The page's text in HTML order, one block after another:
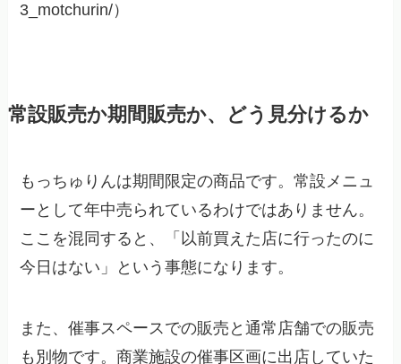
3_motchurin/）
常設販売か期間販売か、どう見分けるか
もっちゅりんは期間限定の商品です。常設メニュ
ーとして年中売られているわけではありません。
ここを混同すると、「以前買えた店に行ったのに
今日はない」という事態になります。
また、催事スペースでの販売と通常店舗での販売
も別物です。商業施設の催事区画に出店していた